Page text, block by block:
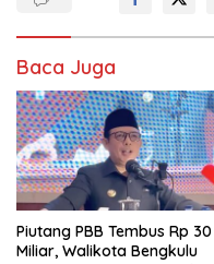
Baca Juga
Piutang PBB Tembus Rp 30
Miliar, Walikota Bengkulu